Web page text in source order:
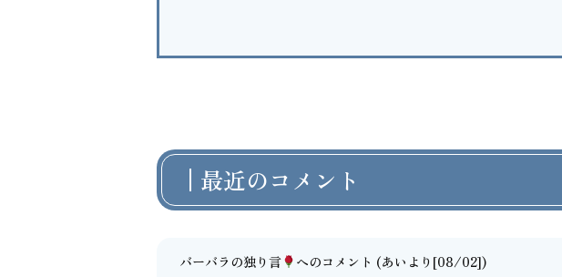
最近のコメント
バーバラの独り言 へのコメント (あいより[08/02])